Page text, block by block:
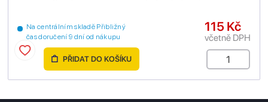
Na centrálním skladě Přibližný
čas doručení 9 dní od nákupu
115 Kč
včetně DPH
PŘIDAT DO KOŠÍKU